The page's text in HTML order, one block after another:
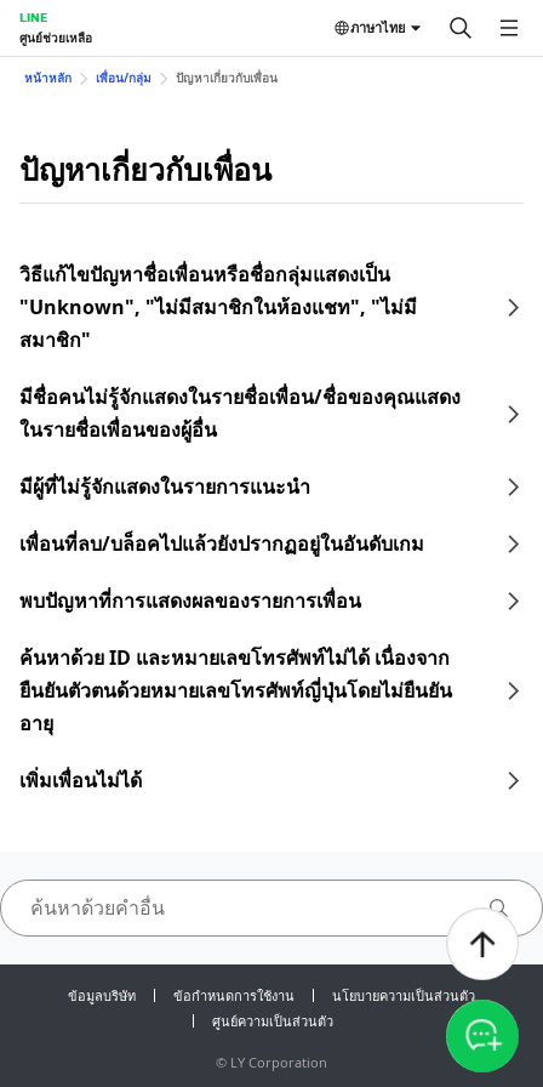
LINE
ศูนย์ช่วยเหลือ
ภาษาไทย
หน้าหลัก เพื่อน/กลุ่ม ปัญหาเกี่ยวกับเพื่อน
ปัญหาเกี่ยวกับเพื่อน
วิธีแก้ไขปัญหาชื่อเพื่อนหรือชื่อกลุ่มแสดงเป็น
"Unknown", "ไม่มีสมาชิกในห้องแชท", "ไม่มี
สมาชิก"
มีชื่อคนไม่รู้จักแสดงในรายชื่อเพื่อน/ชื่อของคุณแสดง
ในรายชื่อเพื่อนของผู้อื่น
มีผู้ที่ไม่รู้จักแสดงในรายการแนะนำ
เพื่อนที่ลบ/บล็อคไปแล้วยังปรากฏอยู่ในอันดับเกม
พบปัญหาที่การแสดงผลของรายการเพื่อน
ค้นหาด้วย ID และหมายเลขโทรศัพท์ไม่ได้ เนื่องจาก
ยืนยันตัวตนด้วยหมายเลขโทรศัพท์ญี่ปุ่นโดยไม่ยืนยัน
อายุ
เพิ่มเพื่อนไม่ได้
ข้อมูลบริษัท ข้อกำหนดการใช้งาน
นโยบายความเป็นส่วนตัว
ศูนย์ความเป็นส่วนตัว
© LY Corporation